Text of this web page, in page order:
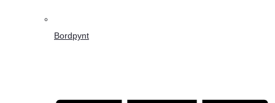
Bordpynt